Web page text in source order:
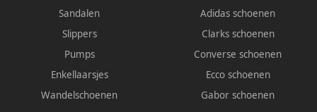
Sandalen
Slippers
Pumps
Enkellaarsjes
Wandelschoenen
Adidas schoenen
Clarks schoenen
Converse schoenen
Ecco schoenen
Gabor schoenen